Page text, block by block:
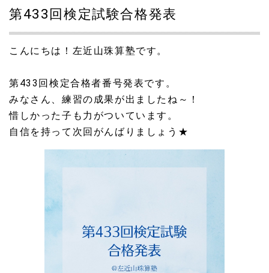
第433回検定試験合格発表
こんにちは！左近山珠算塾です。
第433回検定合格者番号発表です。
みなさん、練習の成果が出ましたね～！
惜しかった子も力がついています。
自信を持って次回がんばりましょう★